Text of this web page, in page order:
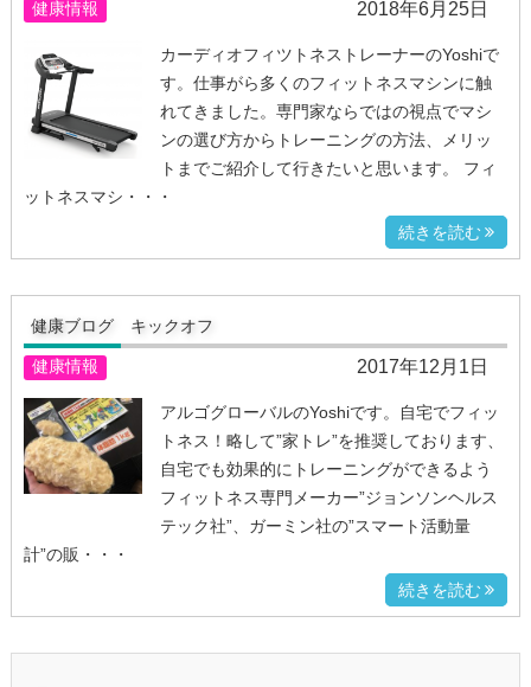
健康情報 2018年6月25日
カーディオフィツトネストレーナーのYoshiで
す。仕事がら多くのフィットネスマシンに触
れてきました。専門家ならではの視点でマシ
ンの選び方からトレーニングの方法、メリッ
トまでご紹介して行きたいと思います。 フィ
ットネスマシ・・・
続きを読む
健康ブログ キックオフ
健康情報 2017年12月1日
アルゴグローバルのYoshiです。自宅でフィッ
トネス！略して”家トレ”を推奨しております、
自宅でも効果的にトレーニングができるよう
フィットネス専門メーカー”ジョンソンヘルス
テック社”、ガーミン社の”スマート活動量
計”の販・・・
続きを読む